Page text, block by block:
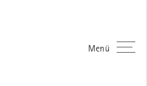
Menü